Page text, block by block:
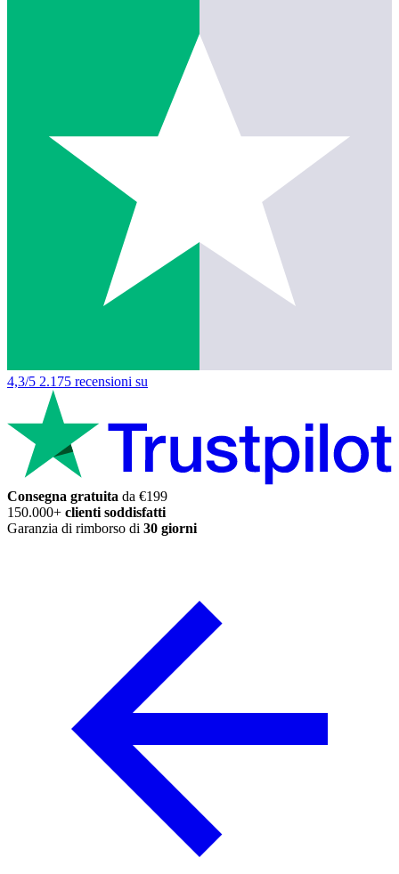
4,3/5 2.175 recensioni su
Consegna gratuita da €199
150.000+ clienti soddisfatti
Garanzia di rimborso di 30 giorni